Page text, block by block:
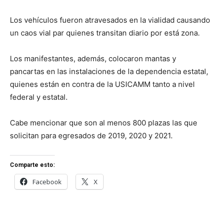
Los vehículos fueron atravesados en la vialidad causando
un caos vial par quienes transitan diario por está zona.
Los manifestantes, además, colocaron mantas y
pancartas en las instalaciones de la dependencia estatal,
quienes están en contra de la USICAMM tanto a nivel
federal y estatal.
Cabe mencionar que son al menos 800 plazas las que
solicitan para egresados de 2019, 2020 y 2021.
Comparte esto:
Facebook X